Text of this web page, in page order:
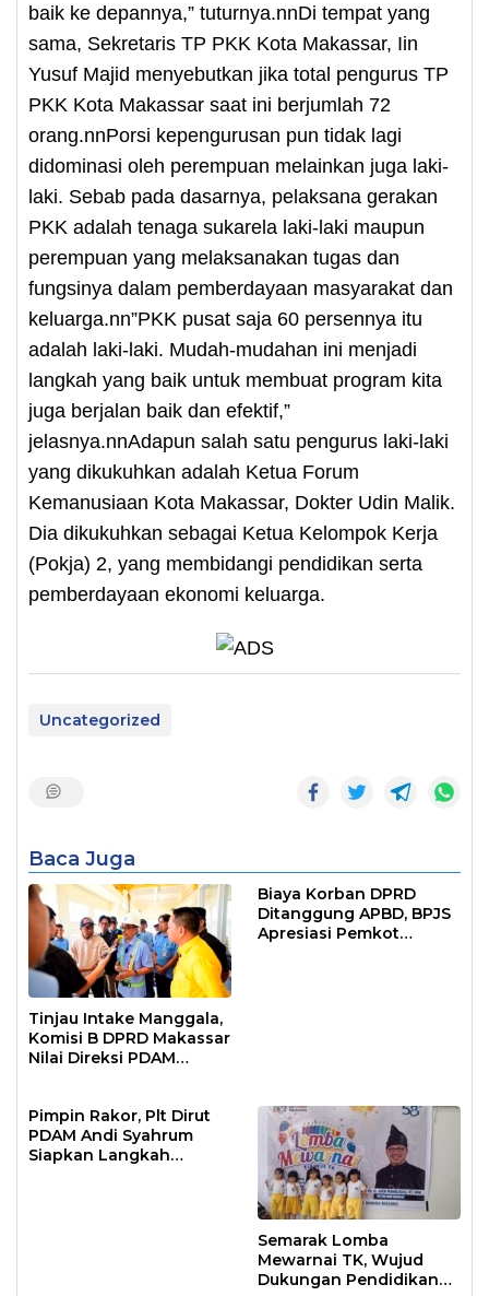
baik ke depannya,” tuturnya.nnDi tempat yang
sama, Sekretaris TP PKK Kota Makassar, Iin
Yusuf Majid menyebutkan jika total pengurus TP
PKK Kota Makassar saat ini berjumlah 72
orang.nnPorsi kepengurusan pun tidak lagi
didominasi oleh perempuan melainkan juga laki-
laki. Sebab pada dasarnya, pelaksana gerakan
PKK adalah tenaga sukarela laki-laki maupun
perempuan yang melaksanakan tugas dan
fungsinya dalam pemberdayaan masyarakat dan
keluarga.nn”PKK pusat saja 60 persennya itu
adalah laki-laki. Mudah-mudahan ini menjadi
langkah yang baik untuk membuat program kita
juga berjalan baik dan efektif,”
jelasnya.nnAdapun salah satu pengurus laki-laki
yang dikukuhkan adalah Ketua Forum
Kemanusiaan Kota Makassar, Dokter Udin Malik.
Dia dikukuhkan sebagai Ketua Kelompok Kerja
(Pokja) 2, yang membidangi pendidikan serta
pemberdayaan ekonomi keluarga.
Uncategorized
Baca Juga
Tinjau Intake Manggala,
Komisi B DPRD Makassar
Nilai Direksi PDAM
Biaya Korban DPRD
Ditanggung APBD, BPJS
Apresiasi Pemkot
Pimpin Rakor, Plt Dirut
PDAM Andi Syahrum
Siapkan Langkah
Semarak Lomba
Mewarnai TK, Wujud
Dukungan Pendidikan